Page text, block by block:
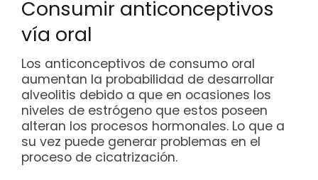
Consumir anticonceptivos
vía oral
Los anticonceptivos de consumo oral
aumentan la probabilidad de desarrollar
alveolitis debido a que en ocasiones los
niveles de estrógeno que estos poseen
alteran los procesos hormonales. Lo que a
su vez puede generar problemas en el
proceso de cicatrización.